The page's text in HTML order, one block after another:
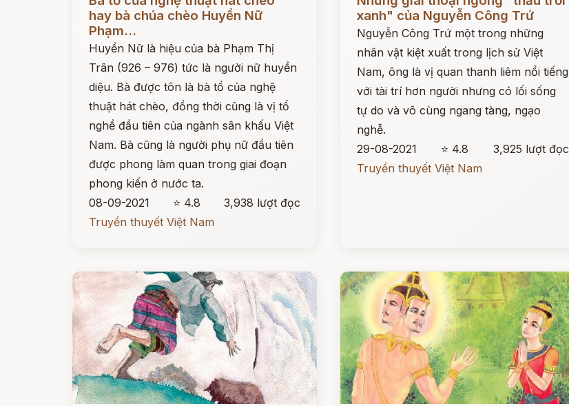
hay bà chúa chèo Huyền Nữ
Phạm...
Huyền Nữ là hiệu của bà Phạm Thị
Trân (926 – 976) tức là người nữ huyền
diệu. Bà được tôn là bà tổ của nghệ
thuật hát chèo, đồng thời cũng là vị tổ
nghề đầu tiên của ngành sân khấu Việt
Nam. Bà cũng là người phụ nữ đầu tiên
được phong làm quan trong giai đoạn
phong kiến ở nước ta.
08-09-2021
⭐ 4.8
3,938 lượt đọc
Truyền thuyết Việt Nam
xanh" của Nguyễn Công Trứ
Nguyễn Công Trứ một trong những
nhân vật kiệt xuất trong lịch sử Việt
Nam, ông là vị quan thanh liêm nổi tiếng
với tài trí hơn người nhưng có lối sống
tự do và vô cùng ngang tàng, ngạo
nghễ.
29-08-2021
⭐ 4.8
3,925 lượt đọc
Truyền thuyết Việt Nam